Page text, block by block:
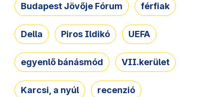
Budapest Jövője Fórum férfiak
Della Piros Ildikó UEFA
egyenlő bánásmód VII.kerület
Karcsi, a nyúl recenzió